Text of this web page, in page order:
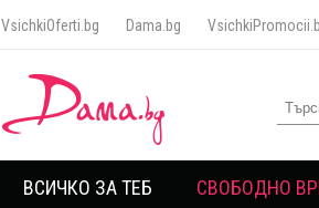
VsichkiOferti.bg Dama.bg
ВСИЧКО ЗА ТЕБ СВОБОДНО